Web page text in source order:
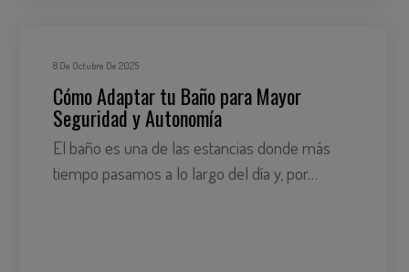
8 De Octubre De 2025
Cómo Adaptar tu Baño para Mayor
Seguridad y Autonomía
El baño es una de las estancias donde más
tiempo pasamos a lo largo del día y, por…